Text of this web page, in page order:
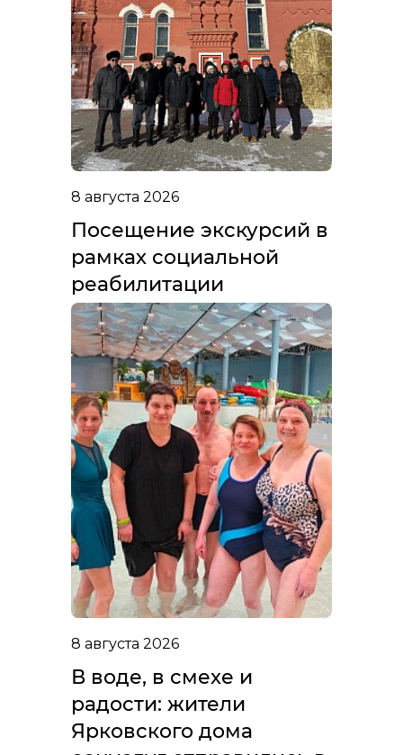
8 августа 2026
Посещение экскурсий в
рамках социальной
реабилитации
8 августа 2026
В воде, в смехе и
радости: жители
Ярковского дома